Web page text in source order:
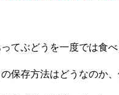
てぶどうを一度では食
保存方法はどうなのか